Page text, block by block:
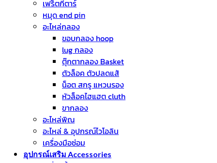
เฟร็ตกีตาร์
หมุด end pin
อะไหล่กลอง
ขอบกลอง hoop
lug กลอง
ตุ๊กตากลอง Basket
ตัวล็อค ตัวปลดแส้
น็อต สกรู แหวนรอง
หัวล็อคไฮแฮต cluth
ขากลอง
อะไหล่พิณ
อะไหล่ & อุปกรณ์ไวโอลิน
เครื่องมือซ่อม
อุปกรณ์เสริม Accessories